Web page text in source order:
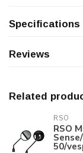
Specifications
Reviews
Related
RSO
RSO
50/